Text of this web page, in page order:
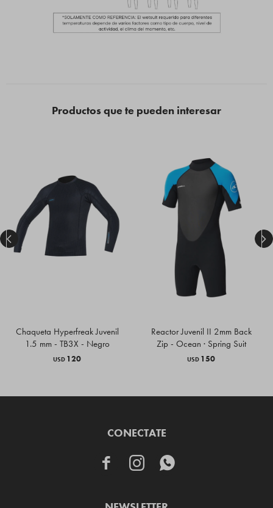
Productos que te pueden interesar
Chaqueta Hyperfreak Juvenil
1.5 mm - TB3X - Negro
USD 120
Reactor Juvenil II 2mm Back
Zip - Ocean · Spring Suit
USD 150
 
CONECTATE
  